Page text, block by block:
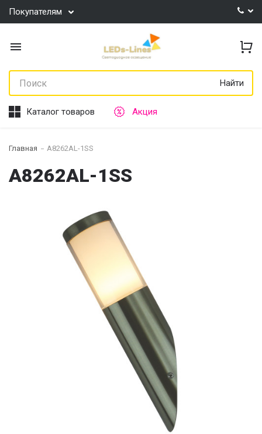
Покупателям
Найти
Каталог товаров Акция
Главная A8262AL-1SS
A8262AL-1SS